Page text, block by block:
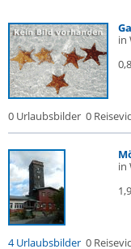
in
0 Urlaubsbilder 0
in
4 Urlaubsbilder 0